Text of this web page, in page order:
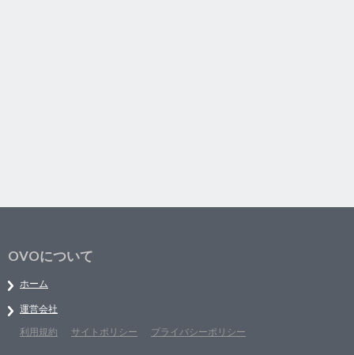
OVOについて
ホーム
運営会社
利用規約
サイトポリシー プライバシーポリシー